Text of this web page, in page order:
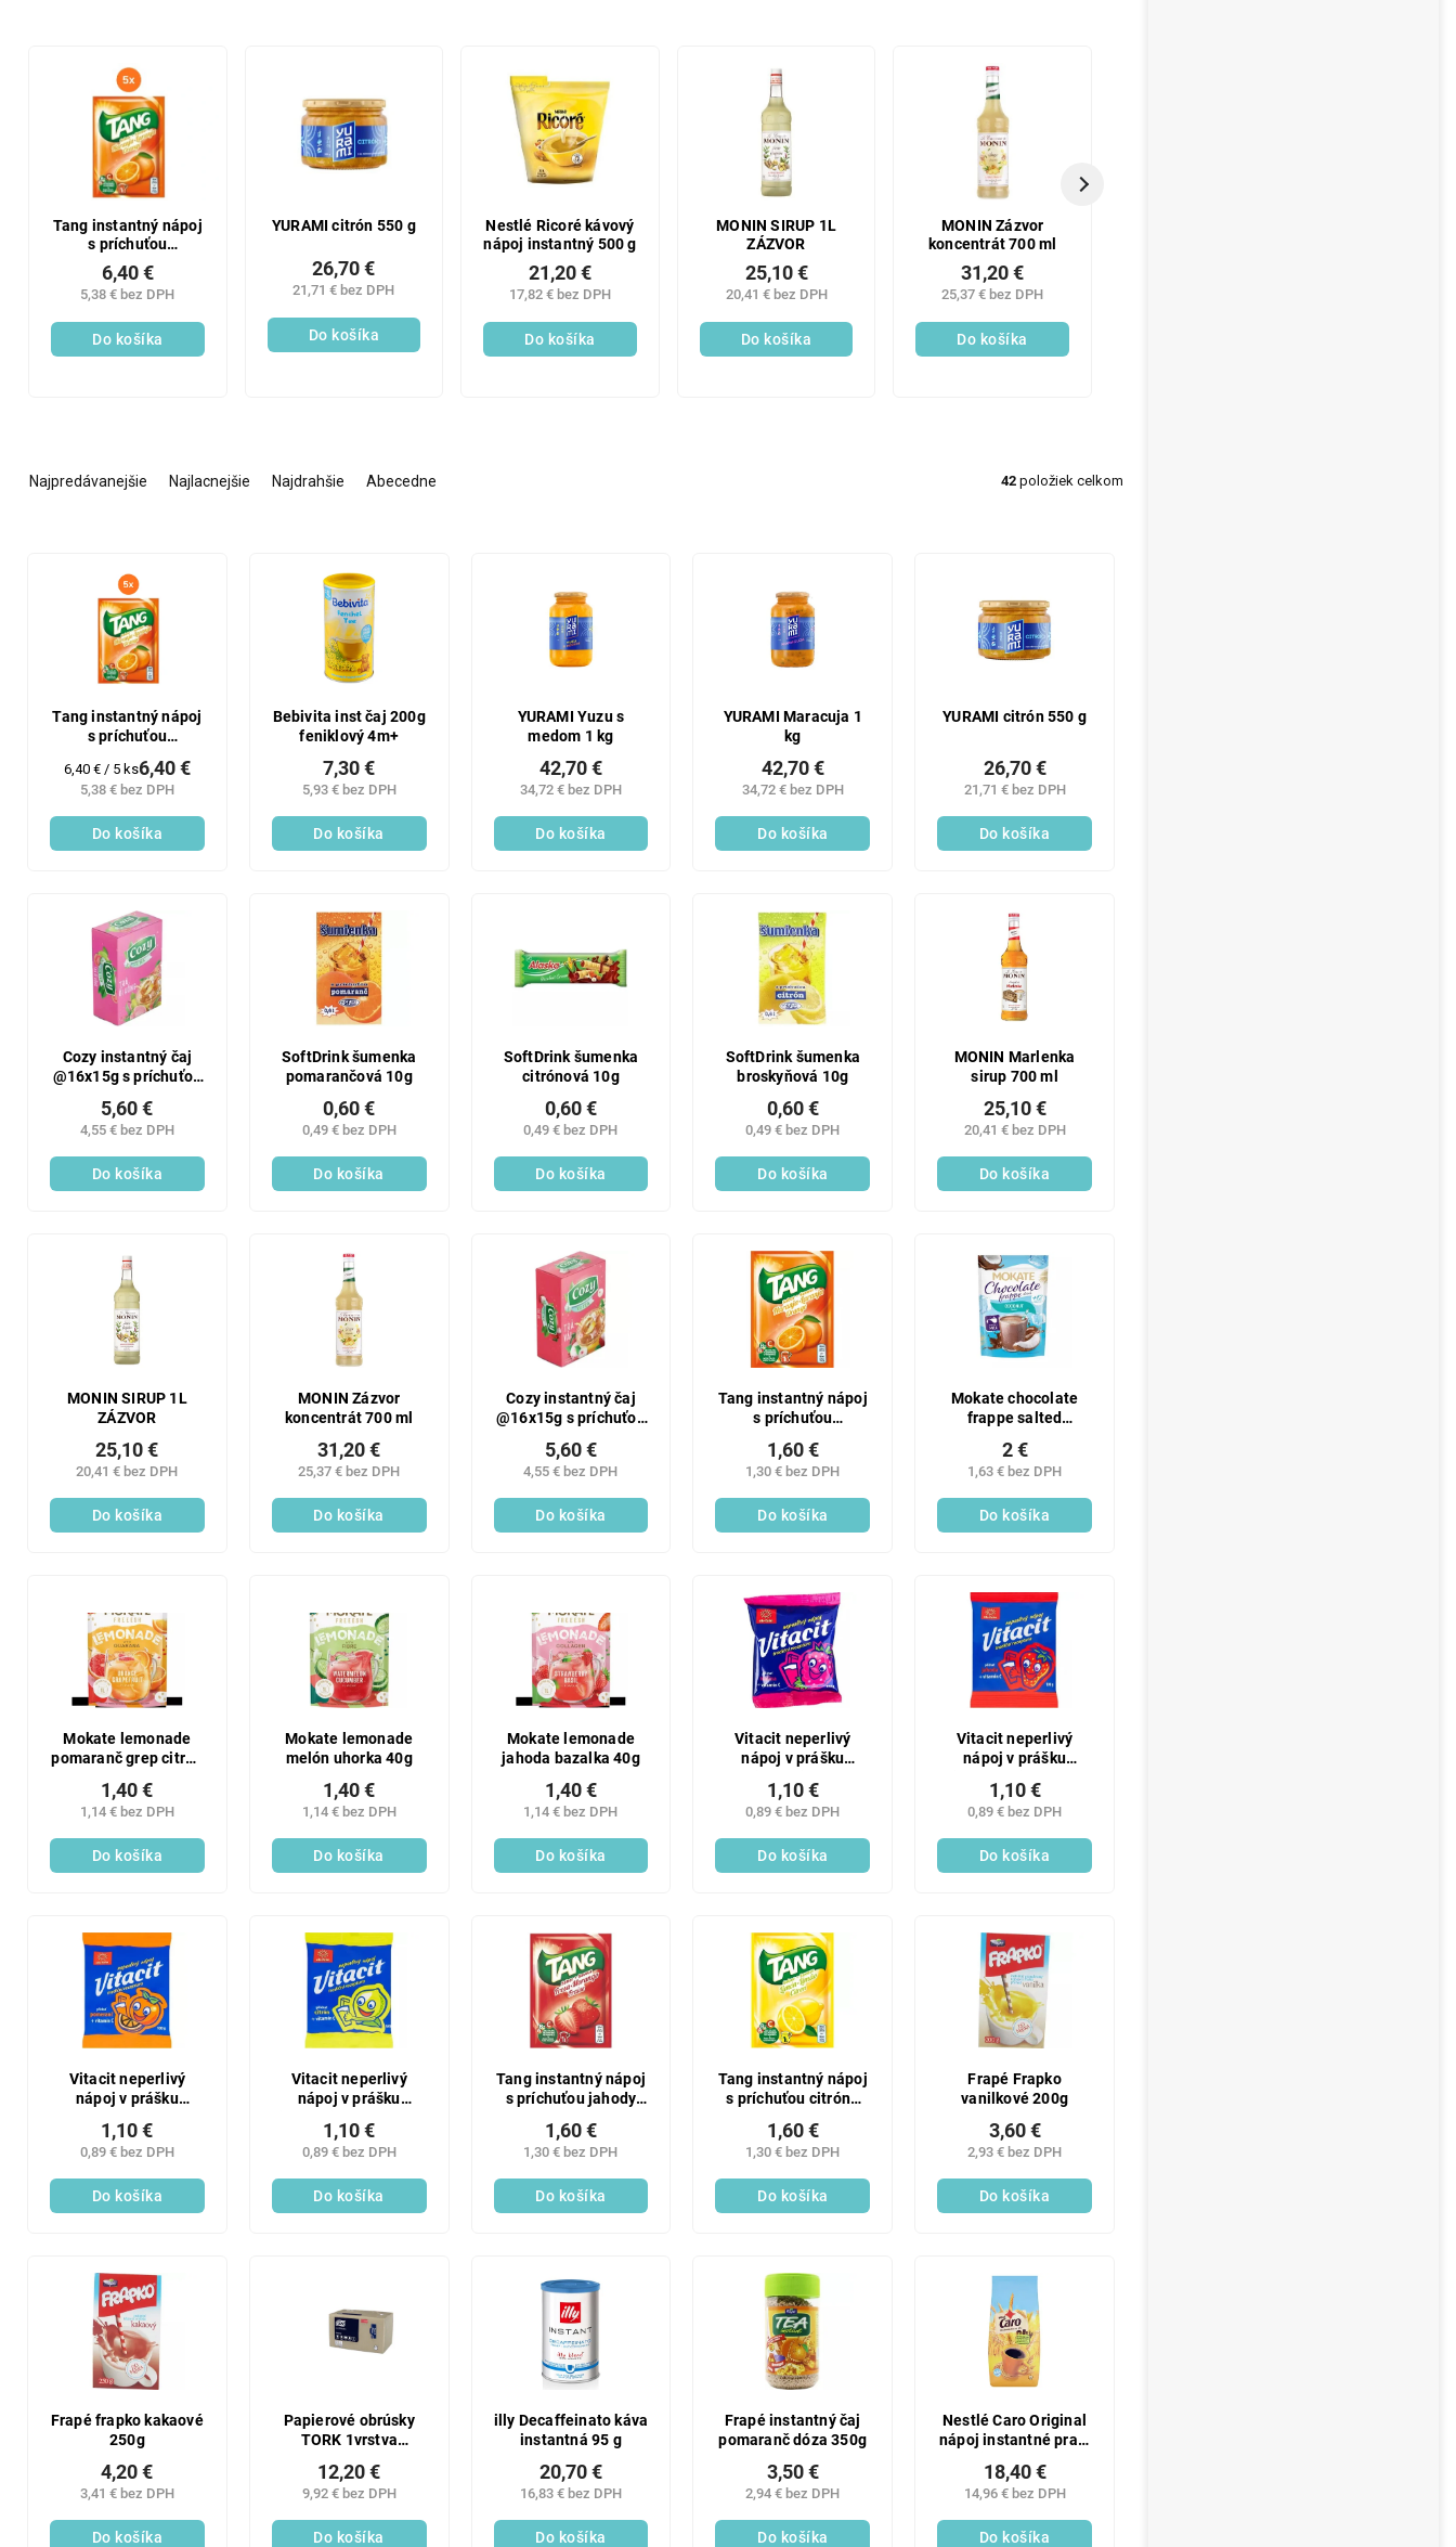
Tang instantný nápoj
s príchuťou
pomaranča 5x30 g
5,38 € bez DPH
6,40 €
Do košíka
YURAMI citrón 550 g
21,71 € bez DPH
26,70 €
Do košíka
Nestlé Ricoré kávový
nápoj instantný 500 g
17,82 € bez DPH
21,20 €
Do košíka
MONIN SIRUP 1L
ZÁZVOR
20,41 € bez DPH
25,10 €
Do košíka
MONIN Zázvor
koncentrát 700 ml
25,37 € bez DPH
31,20 €
Do košíka
Najpredávanejšie Najlacnejšie Najdrahšie Abecedne 42 položiek celkom
Tang instantný nápoj
s príchuťou
5,38 € bez DPH
6,40 €
Jednotková
cena:
6,40 € / 5 ks
Do košíka
Bebivita inst čaj 200g
feniklový 4m+
5,93 € bez DPH
7,30 €
Do košíka
YURAMI Yuzu s
medom 1 kg
34,72 € bez DPH
42,70 €
Do košíka
YURAMI Maracuja 1
kg
34,72 € bez DPH
42,70 €
Do košíka
YURAMI citrón 550 g
21,71 € bez DPH
26,70 €
Do košíka
Cozy instantný čaj
@16x15g s príchuťou
4,55 € bez DPH
5,60 €
Do košíka
SoftDrink šumenka
pomarančová 10g
0,49 € bez DPH
0,60 €
Do košíka
SoftDrink šumenka
citrónová 10g
0,49 € bez DPH
0,60 €
Do košíka
SoftDrink šumenka
broskyňová 10g
0,49 € bez DPH
0,60 €
Do košíka
MONIN Marlenka
sirup 700 ml
20,41 € bez DPH
25,10 €
Do košíka
MONIN SIRUP 1L
ZÁZVOR
20,41 € bez DPH
25,10 €
Do košíka
MONIN Zázvor
koncentrát 700 ml
25,37 € bez DPH
31,20 €
Do košíka
Cozy instantný čaj
@16x15g s príchuťou
4,55 € bez DPH
5,60 €
Do košíka
Tang instantný nápoj
s príchuťou
1,30 € bez DPH
1,60 €
Do košíka
Mokate chocolate
frappe salted
1,63 € bez DPH
2 €
Do košíka
Mokate lemonade
pomaranč grep citrón
1,14 € bez DPH
1,40 €
Do košíka
Mokate lemonade
melón uhorka 40g
1,14 € bez DPH
1,40 €
Do košíka
Mokate lemonade
jahoda bazalka 40g
1,14 € bez DPH
1,40 €
Do košíka
Vitacit neperlivý
nápoj v prášku
100g
0,89 € bez DPH
1,10 €
Do košíka
Vitacit neperlivý
nápoj v prášku
100g
0,89 € bez DPH
1,10 €
Do košíka
Vitacit neperlivý
nápoj v prášku
100g
0,89 € bez DPH
1,10 €
Do košíka
Vitacit neperlivý
nápoj v prášku
0,89 € bez DPH
1,10 €
Do košíka
Tang instantný nápoj
s príchuťou jahody
1,30 € bez DPH
1,60 €
Do košíka
Tang instantný nápoj
s príchuťou citróna
1,30 € bez DPH
1,60 €
Do košíka
Frapé Frapko
vanilkové 200g
2,93 € bez DPH
3,60 €
Do košíka
Frapé frapko kakaové
250g
3,41 € bez DPH
4,20 €
Do košíka
Papierové obrúsky
TORK 1vrstva
recyklované - 500ks
9,92 € bez DPH
12,20 €
Do košíka
illy Decaffeinato káva
instantná 95 g
16,83 € bez DPH
20,70 €
Do košíka
Frapé instantný čaj
pomaranč dóza 350g
2,94 € bez DPH
3,50 €
Do košíka
Nestlé Caro Original
nápoj instantné praž.
g
14,96 € bez DPH
18,40 €
Do košíka